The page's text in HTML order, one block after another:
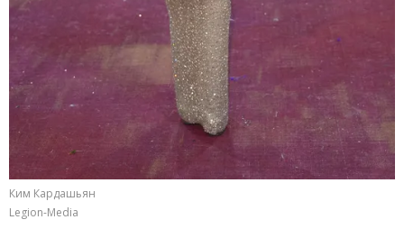
Ким Кардашьян
Legion-Media